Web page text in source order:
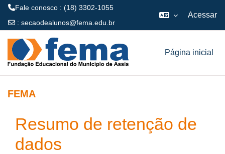
Fale conosco : (18) 3302-1055
: secaodealunos@fema.edu.br
Acessar
Página inicial
FEMA
Resumo de retenção de
dados